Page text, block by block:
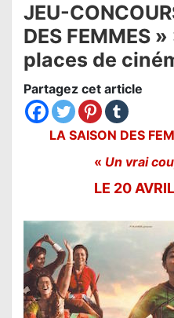
JEU-
DES FEMMES
places de
Partagez cet article
LA SAISON DES
« Un vrai
LE 20